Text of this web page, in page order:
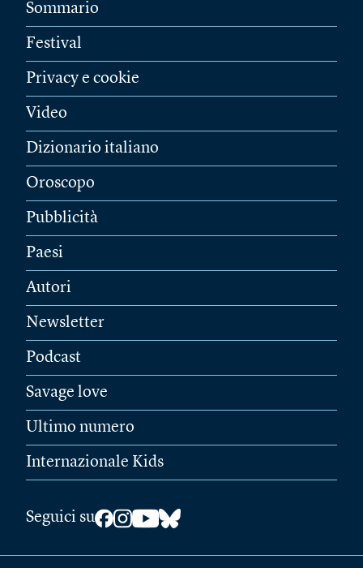
Sommario
Festival
Privacy e cookie
Video
Dizionario italiano
Oroscopo
Pubblicità
Paesi
Autori
Newsletter
Podcast
Savage love
Ultimo numero
Internazionale Kids
Seguici su